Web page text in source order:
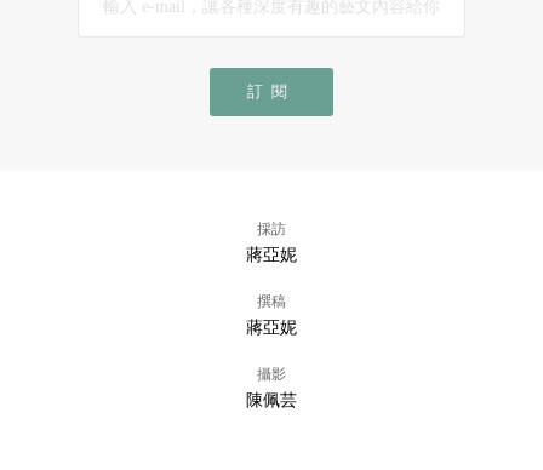
訂閱
採訪
蔣亞妮
撰稿
蔣亞妮
攝影
陳佩芸